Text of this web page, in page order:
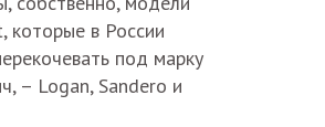
которые в России
под марку
– Logan, Sandero и